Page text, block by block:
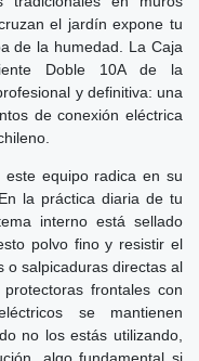
el jardín expone tu
de la humedad. La Caja
Doble 10A de la
y definitiva: una
de conexión eléctrica
equipo radica en su
la práctica diaria de tu
interno está sellado
polvo fino y resistir el
o salpicaduras directas al
frontales con
se mantienen
no los estás utilizando,
algo fundamental si